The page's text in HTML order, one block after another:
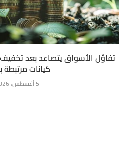
تفاؤل الأسواق يتصاعد بعد تخفيف
كيانات مرتبطة
5 أغسطس، 2026